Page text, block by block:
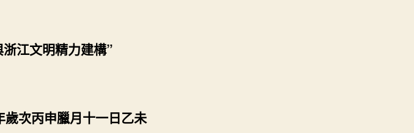
術
論
州
江文明精力建構”
歲次丙申臘月十一日乙未